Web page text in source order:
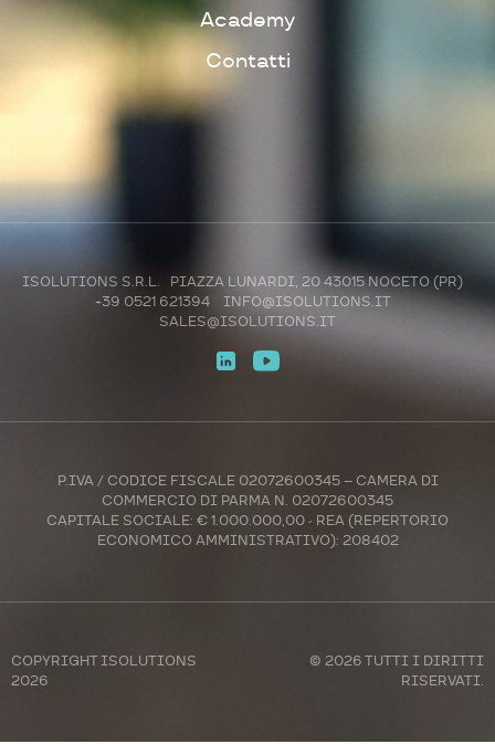
Academy
Contatti
ISOLUTIONS S.R.L. PIAZZA LUNARDI, 20 43015 NOCETO (PR)
+39 0521 621394
INFO@ISOLUTIONS.IT
SALES@ISOLUTIONS.IT
P.IVA / CODICE FISCALE 02072600345 – CAMERA DI
COMMERCIO DI PARMA N. 02072600345
CAPITALE SOCIALE: € 1.000.000,00 - REA (REPERTORIO
ECONOMICO AMMINISTRATIVO): 208402
COPYRIGHTISOLUTIONS
2026
© 2026 TUTTI I DIRITTI
RISERVATI.